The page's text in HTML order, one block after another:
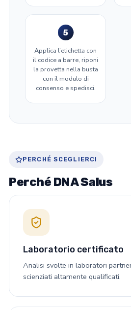
5
Applica l’etichetta con
il codice a barre, riponi
la provetta nella busta
con il modulo di
consenso e spedisci.
PERCHÉ SCEGLIERCI
Perché DNA Salus
Laboratorio certificato
Analisi svolte in laboratori
scienziati altamente qualificati.